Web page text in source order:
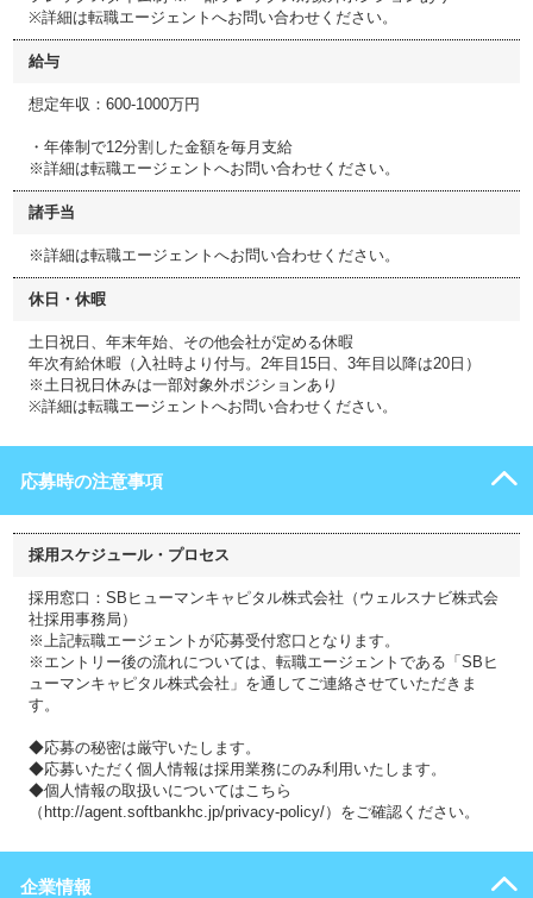
※詳細は転職エージェントへお問い合わせください。
給与
想定年収：600-1000万円
・年俸制で12分割した金額を毎月支給
※詳細は転職エージェントへお問い合わせください。
諸手当
※詳細は転職エージェントへお問い合わせください。
休日・休暇
土日祝日、年末年始、その他会社が定める休暇
年次有給休暇（入社時より付与。2年目15日、3年目以降は20日）
※土日祝日休みは一部対象外ポジションあり
※詳細は転職エージェントへお問い合わせください。
応募時の注意事項
採用スケジュール・プロセス
採用窓口：SBヒューマンキャピタル株式会社（ウェルスナビ株式会
社採用事務局）
※上記転職エージェントが応募受付窓口となります。
※エントリー後の流れについては、転職エージェントである「SBヒ
ューマンキャピタル株式会社」を通してご連絡させていただきま
す。
◆応募の秘密は厳守いたします。
◆応募いただく個人情報は採用業務にのみ利用いたします。
◆個人情報の取扱いについてはこちら
（http://agent.softbankhc.jp/privacy-policy/）をご確認ください。
企業情報